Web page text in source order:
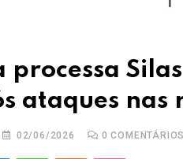
processa
ataques nas
02/06/2026 0 COMENTÁRIOS